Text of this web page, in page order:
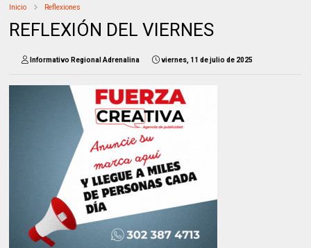
Inicio Reflexiones
REFLEXIÓN DEL VIERNES
Informativo Regional Adrenalina viernes, 11 de julio de 2025